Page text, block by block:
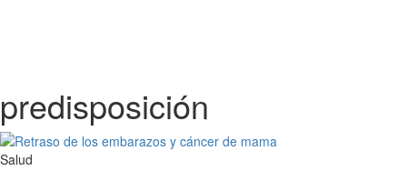
predisposición
Salud